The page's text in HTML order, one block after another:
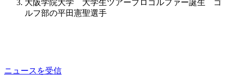
大阪学院大学 大学生ツアープロゴルファー誕生 ゴ
ルフ部の平田憲聖選手
ニュースを受信